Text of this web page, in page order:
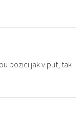
pozici jak v put, tak